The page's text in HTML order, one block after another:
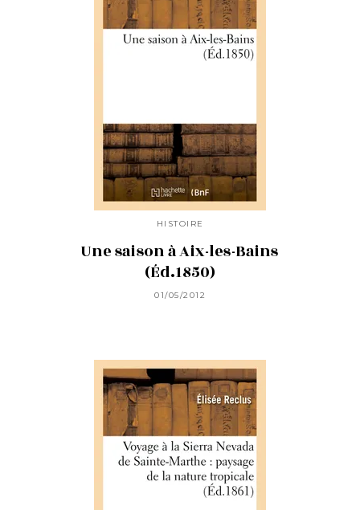
HISTOIRE
Une saison à Aix-les-Bains
(Éd.1850)
01/05/2012